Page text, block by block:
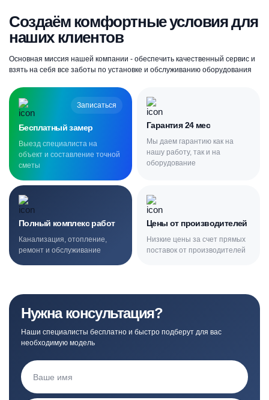
Создаём комфортные условия для
наших клиентов
Основная миссия нашей компании - обеспечить качественный сервис и
взять на себя все заботы по установке и обслуживанию оборудования
Записаться
Бесплатный замер
Выезд специалиста на
объект и составление точной
сметы
Гарантия 24 мес
Мы даем гарантию как на
нашу работу, так и на
оборудование
Полный комплекс работ
Канализация, отопление,
ремонт и обслуживание
Цены от производителей
Низкие цены за счет прямых
поставок от производителей
Нужна консультация?
Наши специалисты бесплатно и быстро подберут для вас
необходимую модель